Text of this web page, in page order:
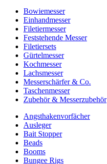
Bowiemesser
Einhandmesser
Filetiermesser
Feststehende Messer
Filetiersets
Gürtelmesser
Kochmesser
Lachsmesser
Messerschärfer & Co.
Taschenmesser
Zubehör & Messerzubehör
Angsthakenvorfächer
Ausleger
Bait Stopper
Beads
Booms
Bungee Rigs